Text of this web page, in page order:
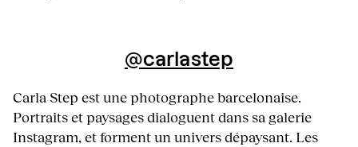
@carlastep
Carla Step est une photographe barcelonaise.
Portraits et paysages dialoguent dans sa galerie
Instagram, et forment un univers dépaysant. Les